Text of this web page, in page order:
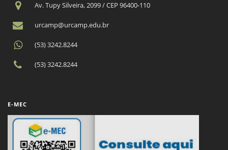
Av. Tupy Silveira, 2099 / CEP 96400-110
urcamp@urcamp.edu.br
(53) 3242.8244
(53) 3242.8244
E-MEC